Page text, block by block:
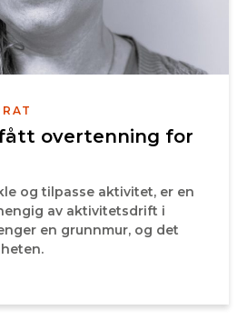
overtenning for
og tilpasse aktivitet, er en
av aktivitetsdrift i
en grunnmur, og det